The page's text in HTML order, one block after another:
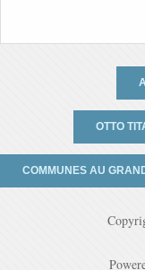
OTTO
COMMUNES AU